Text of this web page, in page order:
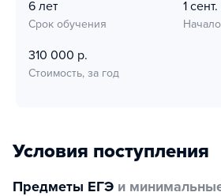
6 лет
Срок обучения
1
310 000 р.
Стоимость, за год
Условия поступления
Предметы ЕГЭ и